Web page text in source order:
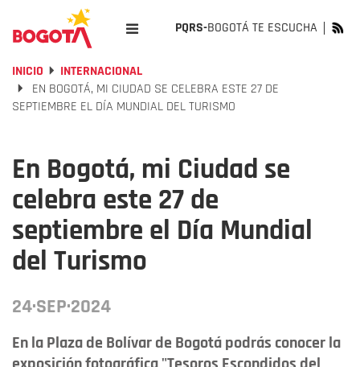
PQRS-BOGOTÁ TE ESCUCHA
INICIO
INTERNACIONAL
EN BOGOTÁ, MI CIUDAD SE CELEBRA ESTE 27 DE
SEPTIEMBRE EL DÍA MUNDIAL DEL TURISMO
En Bogotá, mi Ciudad se
celebra este 27 de
septiembre el Día Mundial
del Turismo
24·SEP·2024
En la Plaza de Bolívar de Bogotá podrás conocer la